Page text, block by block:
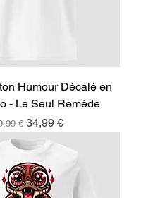
Humour Décalé en
- Le Seul Remède
original
€ Prix promotionnel
34,99 €